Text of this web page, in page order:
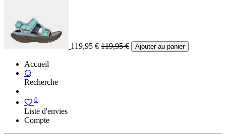
119,95 € 119,95€ Ajouter au panier
Accueil
Recherche
0
Liste d'envies
Compte